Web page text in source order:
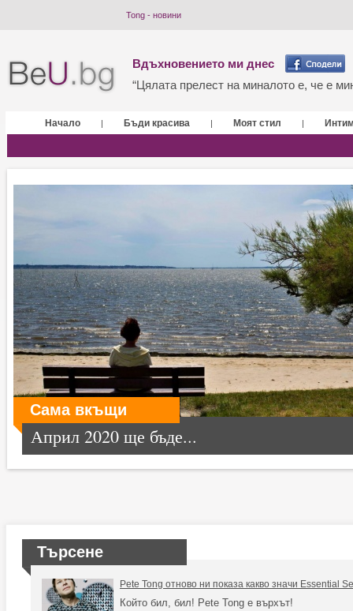
Tong - новини
Вдъхновението ми днес
“Цялата прелест на миналото е, че е
Начало | Бъди красива | Моят стил |
Сама вкъщи
Април 2020 ще бъде...
Търсене
Pete Tong отново ни показа какво значи Essential
Който бил, бил! Pete Tong е върхът!